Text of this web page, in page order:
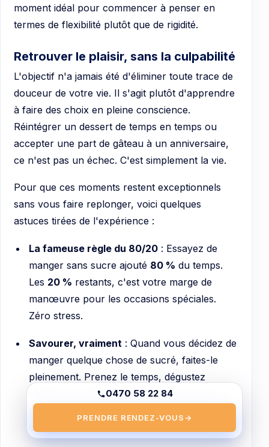
moment idéal pour commencer à penser en
termes de flexibilité plutôt que de rigidité.
Retrouver le plaisir, sans la culpabilité
L'objectif n'a jamais été d'éliminer toute trace de
douceur de votre vie. Il s'agit plutôt d'apprendre
à faire des choix en pleine conscience.
Réintégrer un dessert de temps en temps ou
accepter une part de gâteau à un anniversaire,
ce n'est pas un échec. C'est simplement la vie.
Pour que ces moments restent exceptionnels
sans vous faire replonger, voici quelques
astuces tirées de l'expérience :
La fameuse règle du 80/20: Essayez de
manger sans sucre ajouté 80 % du temps.
Les 20 % restants, c'est votre marge de
manœuvre pour les occasions spéciales.
Zéro stress.
Savourer, vraiment : Quand vous décidez de
manger quelque chose de sucré, faites-le
pleinement. Prenez le temps, dégustez
chaque bouchée. Vous serez surpris de voir
qu'une petite quantité suffit souvent à
combler l'envie.
0470 58 22 84
PRENDRE RENDEZ-VOUS→